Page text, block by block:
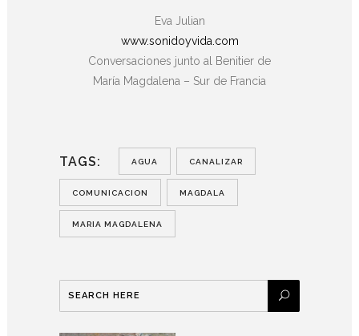
Eva Julian
www.sonidoyvida.com
Conversaciones junto al Benitier de
María Magdalena – Sur de Francia
TAGS: AGUA CANALIZAR
COMUNICACION MAGDALA
MARIA MAGDALENA